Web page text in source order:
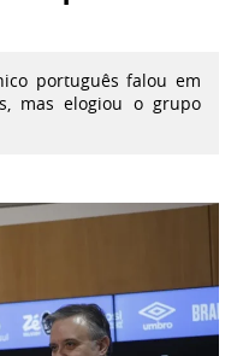
português falou em
mas elogiou o grupo